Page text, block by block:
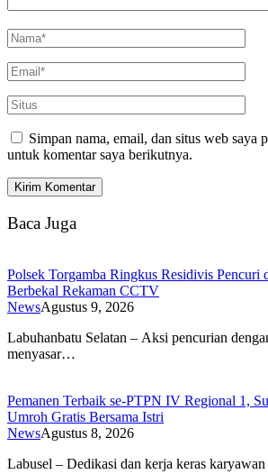
Simpan nama, email, dan situs web saya
untuk komentar saya berikutnya.
Baca Juga
Polsek Torgamba Ringkus Residivis Pencuri
Berbekal Rekaman CCTV
NewsAgustus 9, 2026
Labuhanbatu Selatan – Aksi pencurian
menyasar…
Pemanen Terbaik se-PTPN IV Regional 1,
Umroh Gratis Bersama Istri
NewsAgustus 8, 2026
Labusel – Dedikasi dan kerja keras